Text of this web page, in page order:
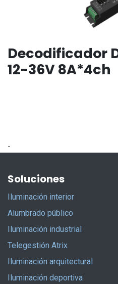
Decodificador
12-36V 8A*4ch
-
Soluciones
Iluminación interior
Alumbrado público
Iluminación industrial
Telegestión Atrix
Iluminación arquitectural
Iluminación deportiva